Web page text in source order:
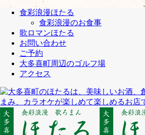
食彩浪漫ほたる
食彩浪漫のお食事
歌ロマンほたる
お問い合わせ
ご予約
大多喜町周辺のゴルフ場
アクセス